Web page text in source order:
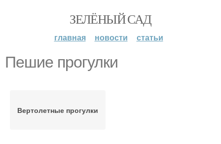
ЗЕЛЁНЫЙ САД
главная новости статьи
Пешие прогулки
Вертолетные прогулки